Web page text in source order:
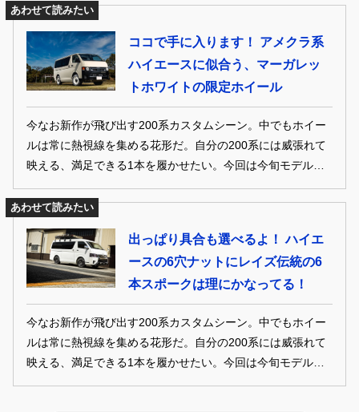
にハマる1本から、超鉄板モデルまでを厳選。失敗のない確
あわせて読みたい
ココで手に入ります！ アメクラ系
ハイエースに似合う、マーガレッ
トホワイトの限定ホイール
今なお新作が飛び出す200系カスタムシーン。中でもホイー
ルは常に熱視線を集める花形だ。自分の200系には威張れて
映える、満足できる1本を履かせたい。今回は今旬モデルか
至高の1本を探し出そう！
あわせて読みたい
出っぱり具合も選べるよ！ ハイエ
ースの6穴ナットにレイズ伝統の6
本スポークは理にかなってる！
今なお新作が飛び出す200系カスタムシーン。中でもホイー
ルは常に熱視線を集める花形だ。自分の200系には威張れて
映える、満足できる1本を履かせたい。今回は今旬モデルか